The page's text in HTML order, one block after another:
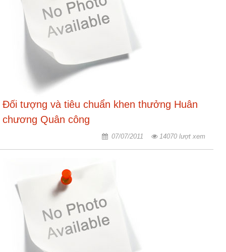
Đối tượng và tiêu chuẩn khen thưởng Huân
chương Quân công
07/07/2011 14070 lượt xem